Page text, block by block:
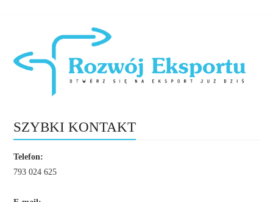
SZYBKI KONTAKT
Telefon:
793 024 625